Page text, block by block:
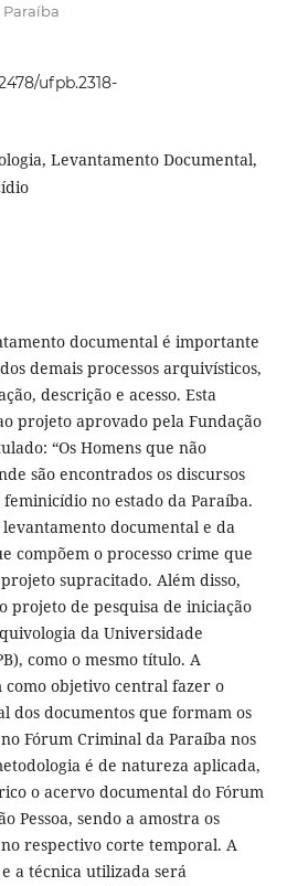
ufpb.2318-
Levantamento Documental,
documental é importante
demais processos arquivísticos,
descrição e acesso. Esta
projeto aprovado pela Fundação
“Os Homens que não
são encontrados os discursos
no estado da Paraíba.
documental e da
compõem o processo crime que
supracitado. Além disso,
projeto de pesquisa de iniciação
da Universidade
como o mesmo título. A
como objetivo central fazer o
dos documentos que formam os
Fórum Criminal da Paraíba nos
é de natureza aplicada,
o acervo documental do Fórum
Pessoa, sendo a amostra os
respectivo corte temporal. A
a técnica utilizada será